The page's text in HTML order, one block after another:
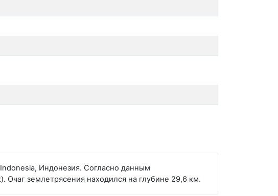
Индонезия. Согласно данным
землетрясения находился на глубине 29,6 км.